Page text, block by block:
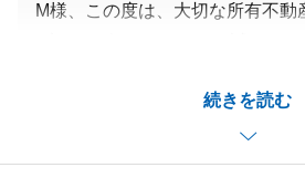
続きを読む
M様、この度は、大切な所有不動
また、貴重なご意見をいただき、
いただいた内容を真摯に受け止